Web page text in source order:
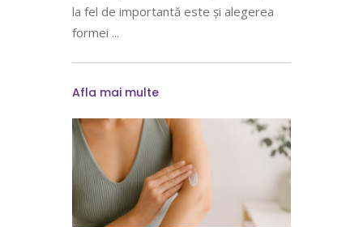
la fel de importantă este și alegerea
formei
Afla mai multe